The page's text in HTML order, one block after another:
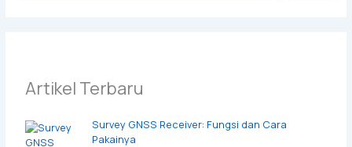
Artikel Terbaru
Survey GNSS Receiver: Fungsi dan Cara
Pakainya